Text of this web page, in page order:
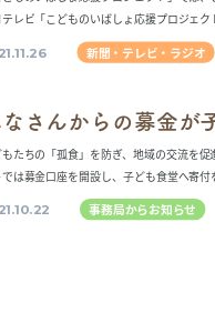
テレビ「こどものいばしょ応援プロジェ
新聞・テレビ・ラジオ
さんからの募金が
たちの「孤食」を防ぎ、地域の交流を
では募金口座を開設し、子ども食堂へ寄
事務局からお知らせ